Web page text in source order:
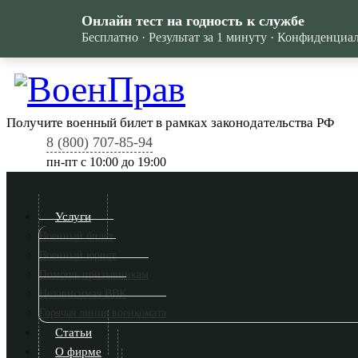
Получите военный билет в рамках законодательства РФ
8 (800) 707-85-94
пн-пт c 10:00 до 19:00
Услуги
Военный билет
Военный юрист
Помощь призывникам
Независимая ВВК
Горячая линия военкомата
Статьи
О фирме
Онлайн тест на годность к службе
Бесплатно · Результат за 1 минуту ·